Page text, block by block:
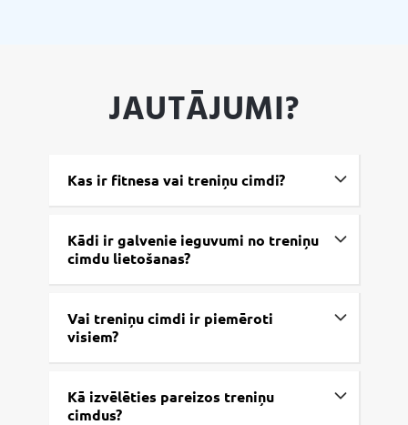
JAUTĀJUMI?
Kas ir fitnesa vai treniņu cimdi?
Kādi ir galvenie ieguvumi no treniņu
cimdu lietošanas?
Vai treniņu cimdi ir piemēroti
visiem?
Kā izvēlēties pareizos treniņu
cimdus?